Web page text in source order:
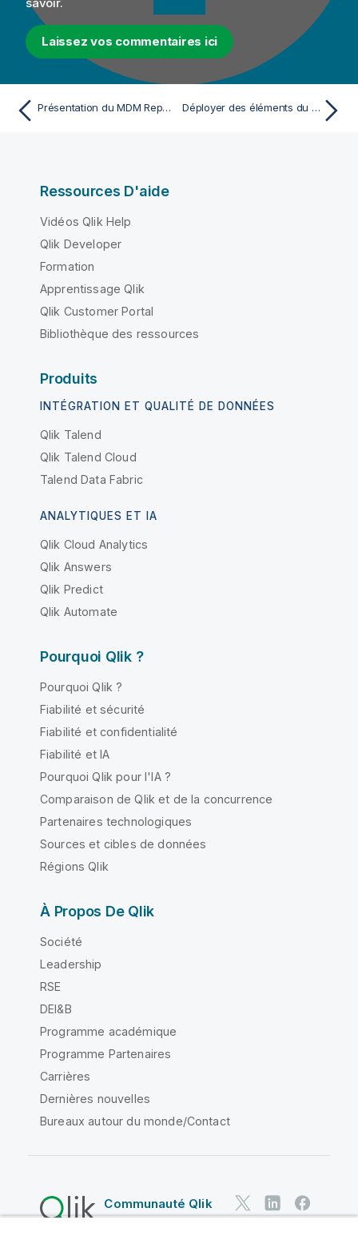
Laissez vos commentaires ici
Présentation du MDM Repository Déployer des éléments du référentiel sur le serveur MDM
Ressources D'aide
Vidéos Qlik Help
Qlik Developer
Formation
Apprentissage Qlik
Qlik Customer Portal
Bibliothèque des ressources
Produits
INTÉGRATION ET QUALITÉ DE DONNÉES
Qlik Talend
Qlik Talend Cloud
Talend Data Fabric
ANALYTIQUES ET IA
Qlik Cloud Analytics
Qlik Answers
Qlik Predict
Qlik Automate
Pourquoi Qlik ?
Pourquoi Qlik ?
Fiabilité et sécurité
Fiabilité et confidentialité
Fiabilité et IA
Pourquoi Qlik pour l'IA ?
Comparaison de Qlik et de la concurrence
Partenaires technologiques
Sources et cibles de données
Régions Qlik
À Propos De Qlik
Société
Leadership
RSE
DEI&B
Programme académique
Programme Partenaires
Carrières
Dernières nouvelles
Bureaux autour du monde/Contact
Communauté Qlik